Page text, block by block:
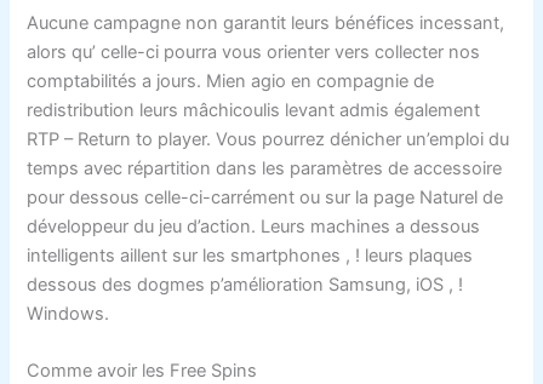
Aucune campagne non garantit leurs bénéfices incessant,
alors qu’ celle-ci pourra vous orienter vers collecter nos
comptabilités a jours. Mien agio en compagnie de
redistribution leurs mâchicoulis levant admis également
RTP – Return to player. Vous pourrez dénicher un’emploi du
temps avec répartition dans les paramètres de accessoire
pour dessous celle-ci-carrément ou sur la page Naturel de
développeur du jeu d’action. Leurs machines a dessous
intelligents aillent sur les smartphones , ! leurs plaques
dessous des dogmes p’amélioration Samsung, iOS , !
Windows.
Comme avoir les Free Spins